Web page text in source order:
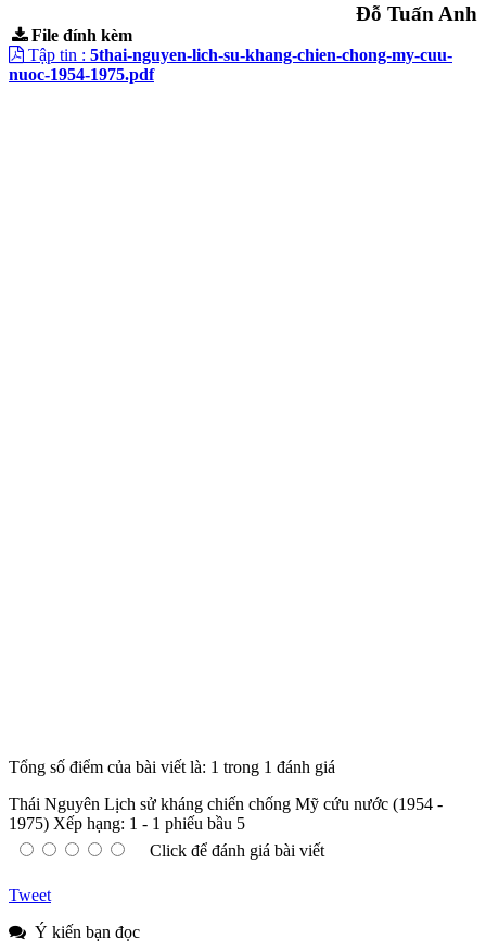
Đỗ Tuấn Anh
File đính kèm
Tập tin : 5thai-nguyen-lich-su-khang-chien-chong-my-cuu-
nuoc-1954-1975.pdf
Tổng số điểm của bài viết là: 1 trong 1 đánh giá
Thái Nguyên Lịch sử kháng chiến chống Mỹ cứu nước (1954 -
1975) Xếp hạng: 1 - 1 phiếu bầu 5
Click để đánh giá bài viết
Tweet
Ý kiến bạn đọc